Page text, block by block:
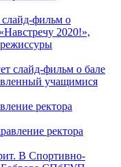
слайд-фильм о бале
учащимися
ректора